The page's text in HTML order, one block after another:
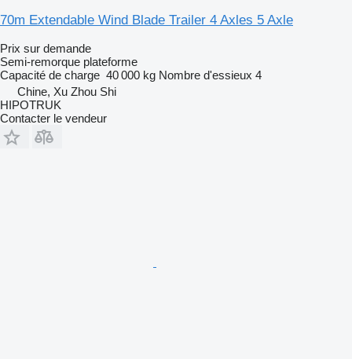
70m Extendable Wind Blade Trailer 4 Axles 5 Axle
Prix sur demande
Semi-remorque plateforme
Capacité de charge 40 000 kg Nombre d'essieux 4
Chine, Xu Zhou Shi
HIPOTRUK
Contacter le vendeur